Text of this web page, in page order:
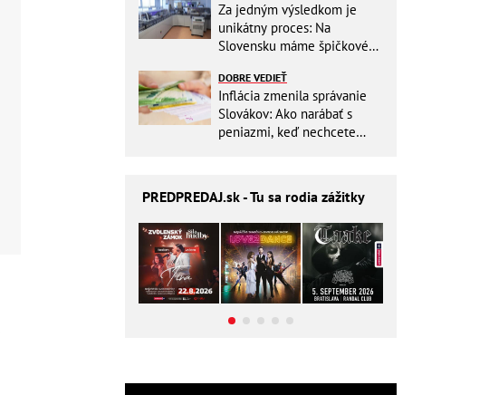
Za jedným výsledkom je
unikátny proces: Na
Slovensku máme špičkové
DOBRE VEDIEŤ
Inflácia zmenila správanie
Slovákov: Ako narábať s
peniazmi, keď nechcete
PREDPREDAJ.sk - Tu sa rodia zážitky